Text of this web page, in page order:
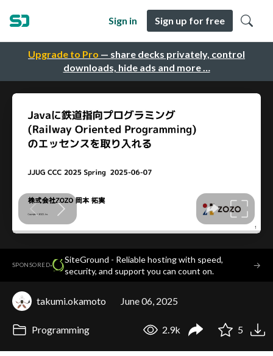
Upgrade to Pro — share decks privately, control
downloads, hide ads and more …
Sign in Sign up for free
SPONSORED·
SiteGround - Reliable hosting with speed,
security, and support you can count on.
→
takumi.okamoto June 06, 2025
Programming 2.9k 5